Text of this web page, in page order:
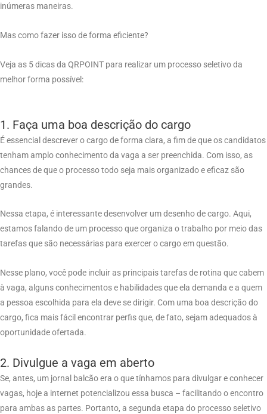
inúmeras maneiras.
Mas como fazer isso de forma eficiente?
Veja as 5 dicas da QRPOINT para realizar um processo seletivo da
melhor forma possível:
1. Faça uma boa descrição do cargo
É essencial descrever o cargo de forma clara, a fim de que os candidatos
tenham amplo conhecimento da vaga a ser preenchida. Com isso, as
chances de que o processo todo seja mais organizado e eficaz são
grandes.
Nessa etapa, é interessante desenvolver um desenho de cargo. Aqui,
estamos falando de um processo que organiza o trabalho por meio das
tarefas que são necessárias para exercer o cargo em questão.
Nesse plano, você pode incluir as principais tarefas de rotina que cabem
à vaga, alguns conhecimentos e habilidades que ela demanda e a quem
a pessoa escolhida para ela deve se dirigir. Com uma boa descrição do
cargo, fica mais fácil encontrar perfis que, de fato, sejam adequados à
oportunidade ofertada.
2. Divulgue a vaga em aberto
Se, antes, um jornal balcão era o que tínhamos para divulgar e conhecer
vagas, hoje a internet potencializou essa busca – facilitando o encontro
para ambas as partes. Portanto, a segunda etapa do processo seletivo